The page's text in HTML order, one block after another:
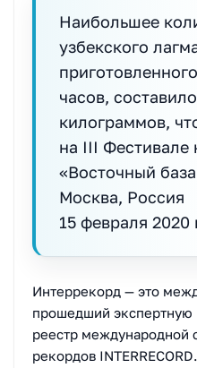
Наибольшее
узбекского
часов,
килограммов,
на III Фестивале
«Восточный
Москва, Россия
15 февраля 2020
Интеррекорд — это
прошедший экспертную
реестр международной
рекордов